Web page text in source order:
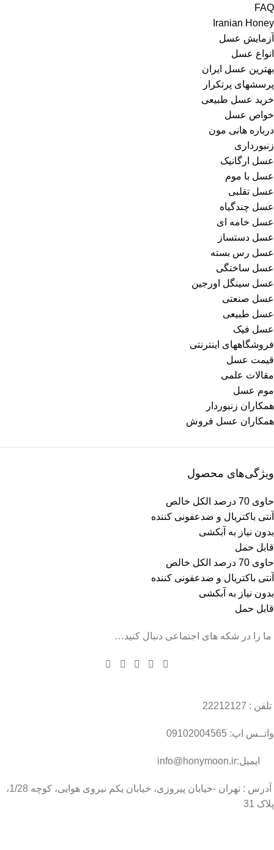
FAQ
Iranian Honey
آزمایش عسل
انواع عسل
بهترین عسل ایران
پرسشهای پرتکرار
خرید عسل طبیعی
خواص عسل
درباره هانی مون
زنبورداری
عسل ارگانیک
عسل با موم
عسل تقلبی
عسل چندگیاه
عسل خامه ای
عسل دستساز
عسل رس بسته
عسل ساختگی
عسل سینگل اورجین
عسل صنعتی
عسل طبیعی
عسل فیک
فروشگاههای اینترنتی
قیمت عسل
مقالات علمی
موم عسل
همکاران زنبوردار
همکاران عسل فروش
ویژگی‌های محصول
حاوی 70 درصد الکل خالص
آنتی باکتریال و ضدعفونی کننده
بدون نیاز به آبکشی
قابل حمل
حاوی 70 درصد الکل خالص
آنتی باکتریال و ضدعفونی کننده
بدون نیاز به آبکشی
قابل حمل
ما را در شکه های اجتماعی دنبال کنید…
تلفن : 22212127
واتــس اپ: 09102004565
ایمیل:info@honymoon.ir
آدرس : تهران -خیابان پیروزی، خیابان یکم نیروی هوایی، کوچه 1/28،
پلاک 31